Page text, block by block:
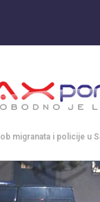
migranata i policije u